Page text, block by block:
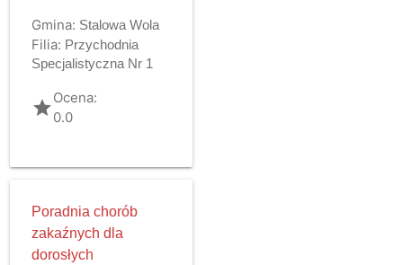
Gmina: Stalowa Wola
Filia: Przychodnia
Specjalistyczna Nr 1
gradeOcena:
0.0
Poradnia chorób
zakaźnych dla
dorosłych